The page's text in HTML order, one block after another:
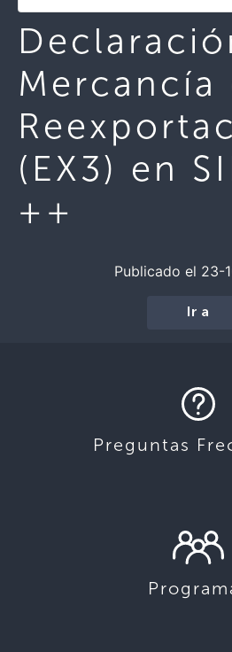
Mercancía
(EX3) en
++
Publicado el 23-
Ir a
Preguntas